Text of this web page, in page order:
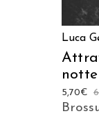
Luca
notte
5,70€